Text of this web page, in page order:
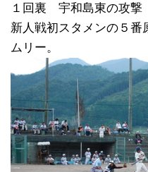
１回裏 宇和島東の攻撃
新人戦初スタメンの５番
ムリー。